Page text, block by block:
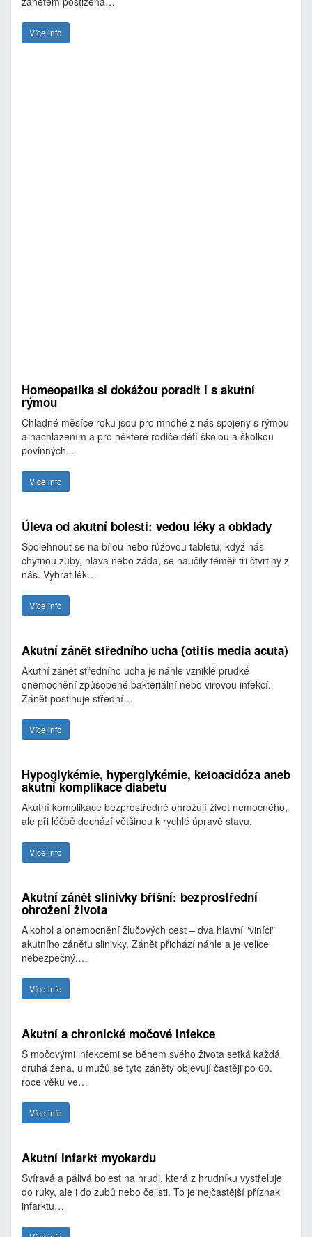
Více info
Homeopatika si dokážou poradit i s akutní
rýmou
Chladné měsíce roku jsou pro mnohé z nás spojeny s rýmou
a nachlazením a pro některé rodiče dětí školou a školkou
povinných...
Více info
Úleva od akutní bolesti: vedou léky a obklady
Spolehnout se na bílou nebo růžovou tabletu, když nás
chytnou zuby, hlava nebo záda, se naučily téměř tři čtvrtiny z
nás. Vybrat lék…
Více info
Akutní zánět středního ucha (otitis media acuta)
Akutní zánět středního ucha je náhle vzniklé prudké
onemocnění způsobené bakteriální nebo virovou infekcí.
Zánět postihuje střední…
Více info
Hypoglykémie, hyperglykémie, ketoacidóza aneb
akutní komplikace diabetu
Akutní komplikace bezprostředně ohrožují život nemocného,
ale při léčbě dochází většinou k rychlé úpravě stavu.
Více info
Akutní zánět slinivky břišní: bezprostřední
ohrožení života
Alkohol a onemocnění žlučových cest – dva hlavní "viníci"
akutního zánětu slinivky. Zánět přichází náhle a je velice
nebezpečný.…
Více info
Akutní a chronické močové infekce
S močovými infekcemi se během svého života setká každá
druhá žena, u mužů se tyto záněty objevují častěji po 60.
roce věku ve…
Více info
Akutní infarkt myokardu
Svíravá a pálivá bolest na hrudi, která z hrudníku vystřeluje
do ruky, ale i do zubů nebo čelisti. To je nejčastější příznak
infarktu…